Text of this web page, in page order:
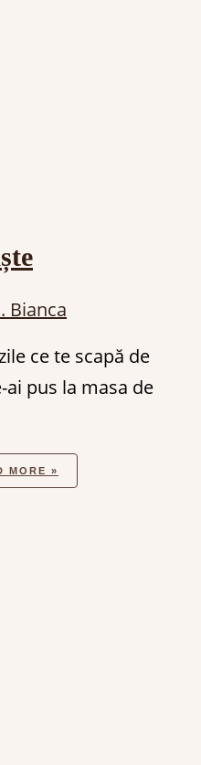
Bianca
ce te scapă de
pus la masa de
MORE »